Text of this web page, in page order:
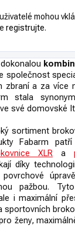
mohou
registrujte.
společnost
zbraní a za více
stala
své domovské
sortiment
Fabarm patří
XLR a
díky
pažbou.
i maximální
sportovních
ženy,